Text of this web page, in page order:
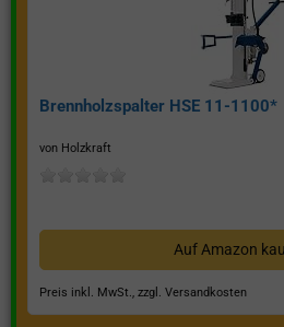
Brennholzspalter HSE 11-1100*
von Holzkraft
Auf Amazon
Preis inkl. MwSt., zzgl. Versandkosten